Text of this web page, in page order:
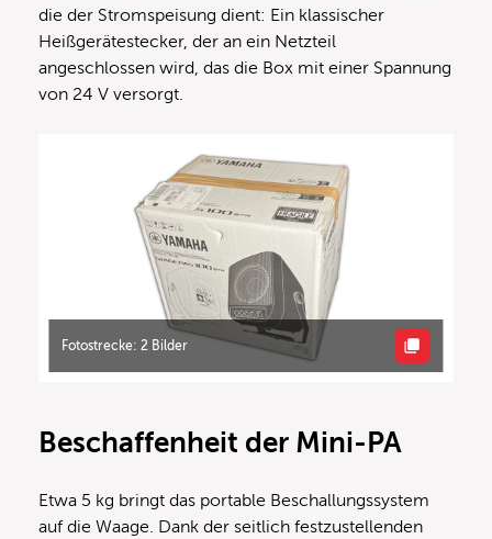
die der Stromspeisung dient: Ein klassischer
Heißgerätestecker, der an ein Netzteil
angeschlossen wird, das die Box mit einer Spannung
von 24 V versorgt.
Fotostrecke: 2 Bilder
Beschaffenheit der Mini-PA
Etwa 5 kg bringt das portable Beschallungssystem
auf die Waage. Dank der seitlich festzustellenden